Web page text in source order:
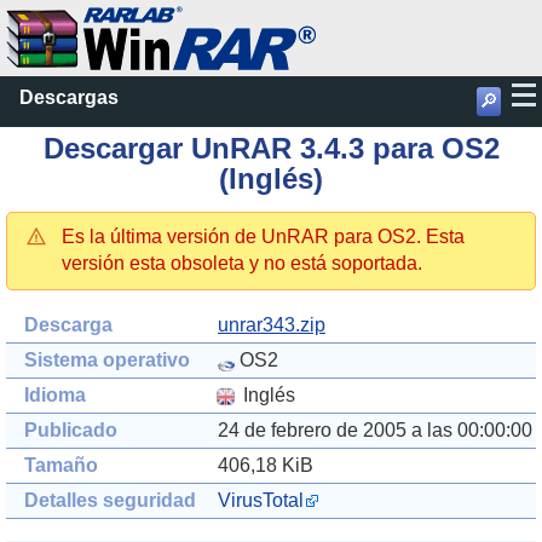
Descargas 🔎
Descargar UnRAR 3.4.3 para OS2
(Inglés)
Es la última versión de UnRAR para OS2. Esta
versión esta obsoleta y no está soportada.
Descarga
unrar343.zip
Sistema operativo
OS2
Idioma
Inglés
Publicado
24 de febrero de 2005 a las 00:00:00
Tamaño
406,18 KiB
Detalles seguridad
VirusTotal